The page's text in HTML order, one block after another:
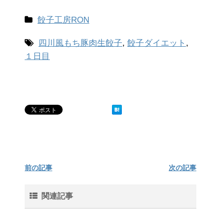
餃子工房RON
四川風もち豚肉生餃子, 餃子ダイエット ,
１日目
前の記事 次の記事
関連記事